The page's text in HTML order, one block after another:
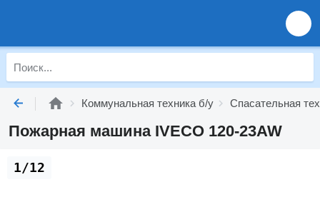
Коммунальная техника б/у Спасательная
Пожарная машина IVECO 120-23AW
1/12